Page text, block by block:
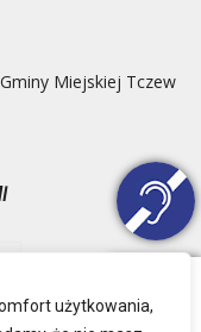
użytkowania,
Miejskiej Tczew